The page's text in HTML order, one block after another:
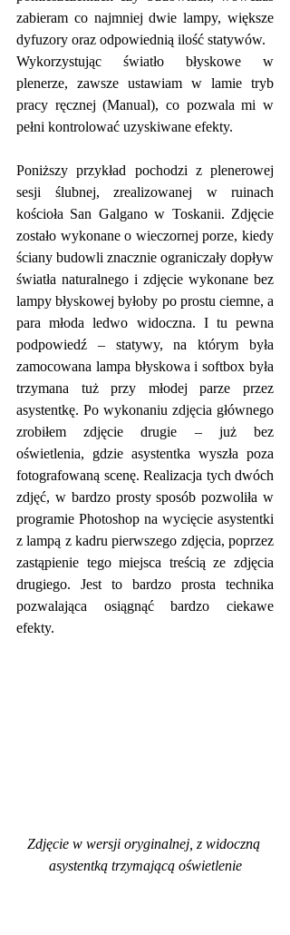
zabieram co najmniej dwie lampy, większe
dyfuzory oraz odpowiednią ilość statywów.
Wykorzystując światło błyskowe w
plenerze, zawsze ustawiam w lamie tryb
pracy ręcznej (Manual), co pozwala mi w
pełni kontrolować uzyskiwane efekty.
Poniższy przykład pochodzi z plenerowej
sesji ślubnej, zrealizowanej w ruinach
kościoła San Galgano w Toskanii. Zdjęcie
zostało wykonane o wieczornej porze, kiedy
ściany budowli znacznie ograniczały dopływ
światła naturalnego i zdjęcie wykonane bez
lampy błyskowej byłoby po prostu ciemne, a
para młoda ledwo widoczna. I tu pewna
podpowiedź – statywy, na którym była
zamocowana lampa błyskowa i softbox była
trzymana tuż przy młodej parze przez
asystentkę. Po wykonaniu zdjęcia głównego
zrobiłem zdjęcie drugie – już bez
oświetlenia, gdzie asystentka wyszła poza
fotografowaną scenę. Realizacja tych dwóch
zdjęć, w bardzo prosty sposób pozwoliła w
programie Photoshop na wycięcie asystentki
z lampą z kadru pierwszego zdjęcia, poprzez
zastąpienie tego miejsca treścią ze zdjęcia
drugiego. Jest to bardzo prosta technika
pozwalająca osiągnąć bardzo ciekawe
efekty.
Zdjęcie w wersji oryginalnej, z widoczną
asystentką trzymającą oświetlenie